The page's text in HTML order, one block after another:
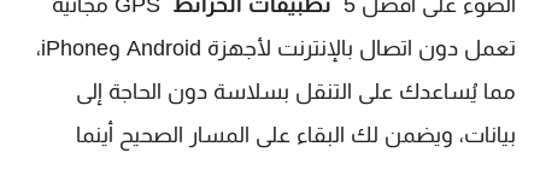
الضوء على أفضل 5
تطبيقات الخرائط
GPS مجانية
تعمل دون اتصال بالإنترنت لأجهزة Android وiPhone،
مما يُساعدك على التنقل بسلاسة دون الحاجة إلى
بيانات، ويضمن لك البقاء على المسار الصحيح أينما